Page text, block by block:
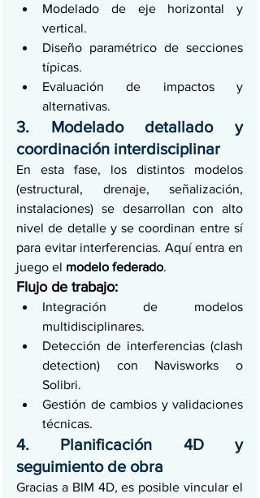
Modelado de eje horizontal y
vertical.
Diseño paramétrico de secciones
típicas.
Evaluación de impactos y
alternativas.
3. Modelado detallado y
coordinación interdisciplinar
En esta fase, los distintos modelos
(estructural, drenaje, señalización,
instalaciones) se desarrollan con alto
nivel de detalle y se coordinan entre sí
para evitar interferencias. Aquí entra en
juego el modelo federado.
Flujo de trabajo:
Integración de modelos
multidisciplinares.
Detección de interferencias (clash
detection) con Navisworks o
Solibri.
Gestión de cambios y validaciones
técnicas.
4. Planificación 4D y
seguimiento de obra
Gracias a BIM 4D, es posible vincular el